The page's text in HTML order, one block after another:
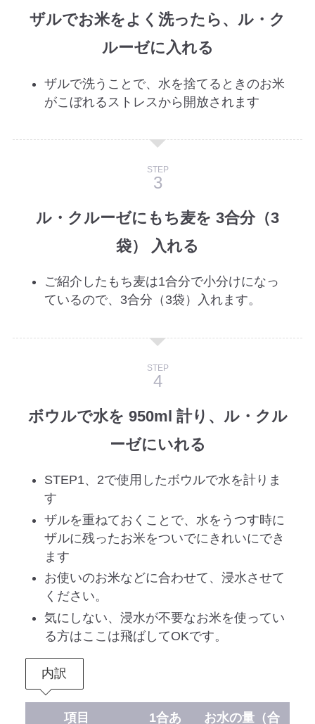
ザルでお米をよく洗ったら、ル・ク
ルーゼに入れる
ザルで洗うことで、水を捨てるときのお米
がこぼれるストレスから開放されます
STEP
ル・クルーゼにもち麦を 3合分（3
袋） 入れる
ご紹介したもち麦は1合分で小分けになっ
ているので、3合分（3袋）入れます。
STEP
ボウルで水を 950ml 計り、ル・クル
ーゼにいれる
STEP1、2で使用したボウルで水を計りま
す
ザルを重ねておくことで、水をうつす時に
ザルに残ったお米をついでにきれいにでき
ます
お使いのお米などに合わせて、浸水させて
ください。
気にしない、浸水が不要なお米を使ってい
る方はここは飛ばしてOKです。
内訳
項目
1合あ
お水の量（合